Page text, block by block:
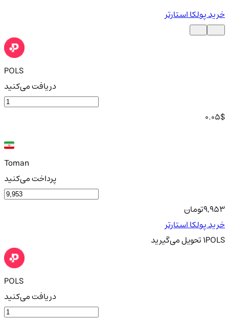
خرید پولکا استارتر
POLS
دریافت می‌کنید
0.05$
Toman
پرداخت می‌کنید
9,953تومان
خرید پولکا استارتر
1POLSتحویلمی‌گیرید
POLS
دریافت می‌کنید